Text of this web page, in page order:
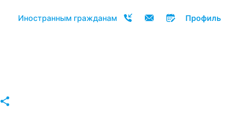
Иностранным гражданам Профиль